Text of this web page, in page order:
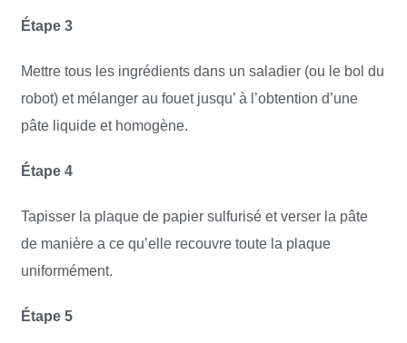
Étape 3
Mettre tous les ingrédients dans un saladier (ou le bol du
robot) et mélanger au fouet jusqu’ à l’obtention d’une
pâte liquide et homogène.
Étape 4
Tapisser la plaque de papier sulfurisé et verser la pâte
de manière a ce qu’elle recouvre toute la plaque
uniformément.
Étape 5